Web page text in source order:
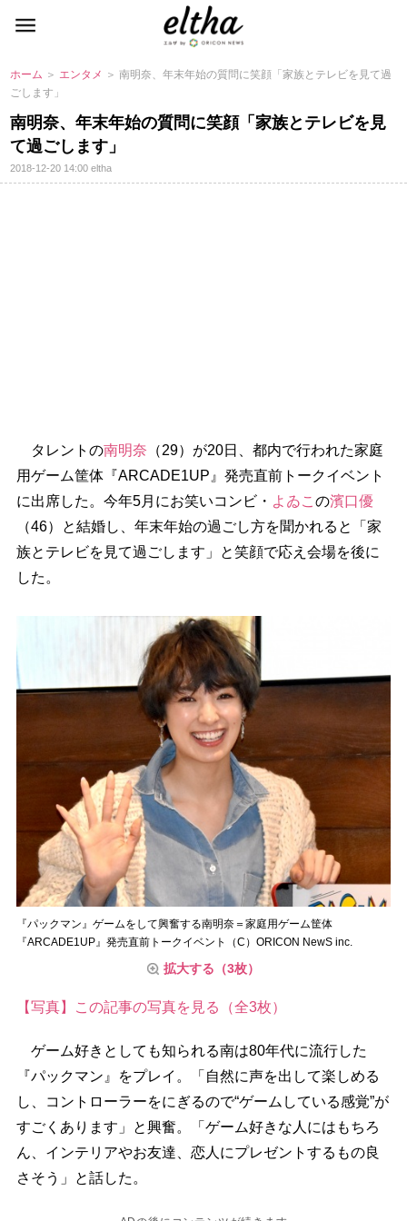
ホーム ＞ エンタメ ＞ 南明奈、年末年始の質問に笑顔「家族とテレビを見て過
ごします」
南明奈、年末年始の質問に笑顔「家族とテレビを見
て過ごします」
2018-12-20 14:00eltha
タレントの南明奈 （29）が20日、都内で行われた家庭
用ゲーム筐体『ARCADE1UP』発売直前トークイベント
に出席した。今年5月にお笑いコンビ・ よゐこ の濱口優
（46）と結婚し、年末年始の過ごし方を聞かれると「家
族とテレビを見て過ごします」と笑顔で応え会場を後に
した。
『パックマン』ゲームをして興奮する南明奈＝家庭用ゲーム筐体
『ARCADE1UP』発売直前トークイベント（C）ORICON NewS inc.
拡大する（3枚）
【写真】この記事の写真を見る（全3枚）
ゲーム好きとしても知られる南は80年代に流行した
『パックマン』をプレイ。「自然に声を出して楽しめる
し、コントローラーをにぎるので“ゲームしている感覚”が
すごくあります」と興奮。「ゲーム好きな人にはもちろ
ん、インテリアやお友達、恋人にプレゼントするもの良
さそう」と話した。